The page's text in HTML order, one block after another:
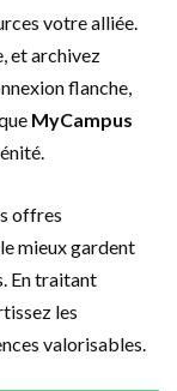
votre alliée.
et archivez
flanche,
MyCampus
offres
mieux gardent
En traitant
les
valorisables.